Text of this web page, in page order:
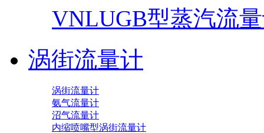
VNLUGB型蒸汽流
涡街流量计
涡街流量计
氨气流量计
沼气流量计
内缩喷嘴型涡街流量计